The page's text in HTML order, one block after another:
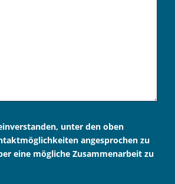
unter den oben
angesprochen zu
eine mögliche Zusammenarbeit zu